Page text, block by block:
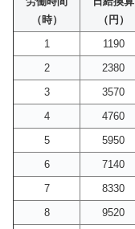
（時）
（円）
1
1190
2
2380
3
3570
4
4760
5
5950
6
7140
7
8330
8
9520